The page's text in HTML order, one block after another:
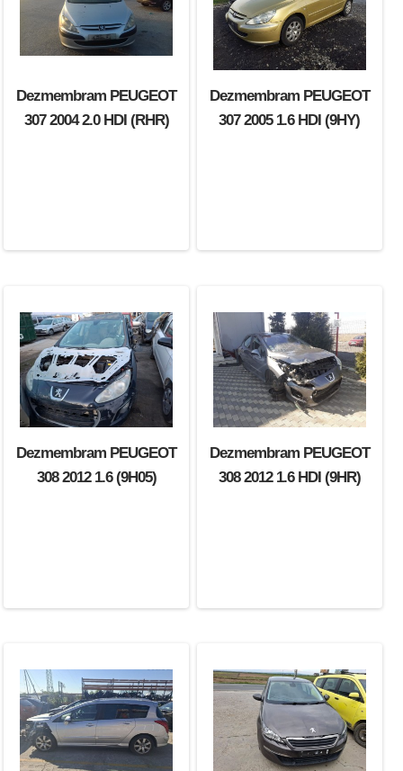
Dezmembram PEUGEOT
307 2004 2.0 HDI (RHR)
Dezmembram PEUGEOT
307 2005 1.6 HDI (9HY)
Dezmembram PEUGEOT
308 2012 1.6 (9H05)
Dezmembram PEUGEOT
308 2012 1.6 HDI (9HR)